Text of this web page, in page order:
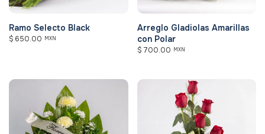
Ramo Selecto Black
$ 650.00 MXN
Arreglo Gladiolas Amarillas
con Polar
$ 700.00 MXN